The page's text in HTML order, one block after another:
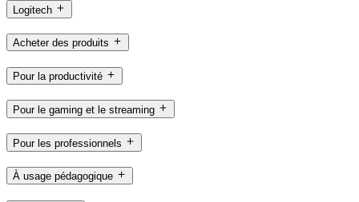
Logitech
Acheter des produits
Pour la productivité
Pour le gaming et le streaming
Pour les professionnels
À usage pédagogique